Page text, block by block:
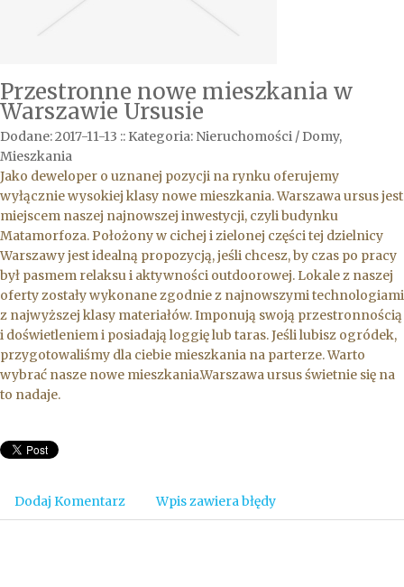
Przestronne nowe mieszkania w
Warszawie Ursusie
Dodane: 2017-11-13 :: Kategoria: Nieruchomości / Domy,
Mieszkania
Jako deweloper o uznanej pozycji na rynku oferujemy
wyłącznie wysokiej klasy nowe mieszkania. Warszawa ursus jest
miejscem naszej najnowszej inwestycji, czyli budynku
Matamorfoza. Położony w cichej i zielonej części tej dzielnicy
Warszawy jest idealną propozycją, jeśli chcesz, by czas po pracy
był pasmem relaksu i aktywności outdoorowej. Lokale z naszej
oferty zostały wykonane zgodnie z najnowszymi technologiami
z najwyższej klasy materiałów. Imponują swoją przestronnością
i doświetleniem i posiadają loggię lub taras. Jeśli lubisz ogródek,
przygotowaliśmy dla ciebie mieszkania na parterze. Warto
wybrać nasze nowe mieszkania.Warszawa ursus świetnie się na
to nadaje.
Dodaj Komentarz Wpis zawiera błędy